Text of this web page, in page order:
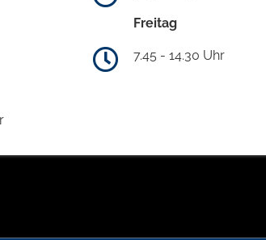
Freitag
7.45 - 14.30 Uhr